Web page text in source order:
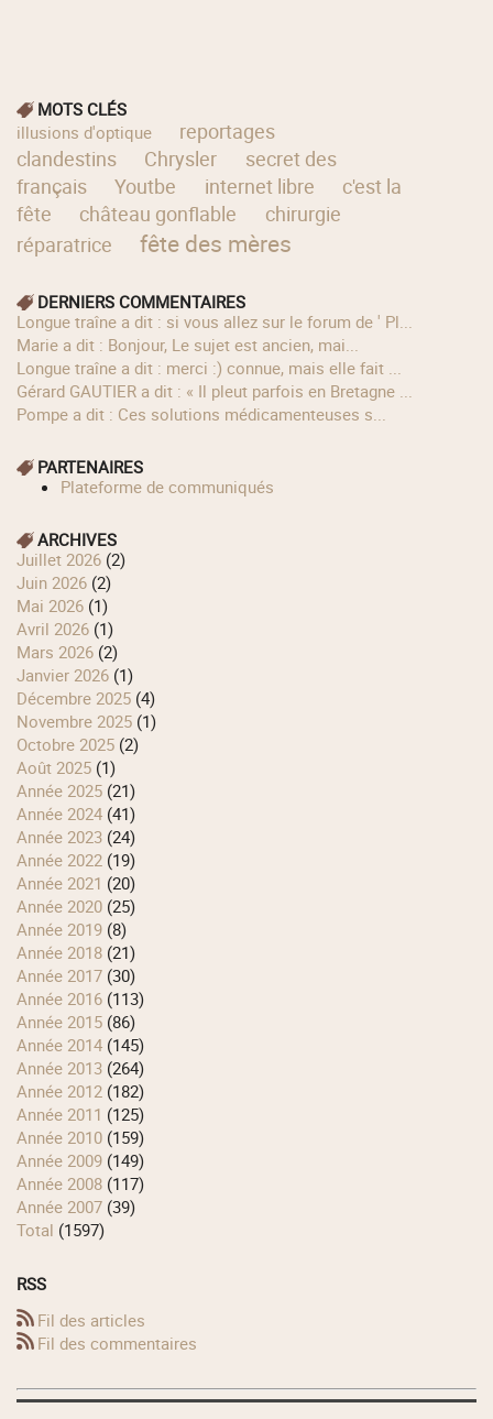
MOTS CLÉS
illusions d'optique
reportages
clandestins
Chrysler
secret des
français
Youtbe internet libre
c'est la
fête
château gonflable
chirurgie
réparatrice
fête des mères
DERNIERS COMMENTAIRES
longue traîne a dit : si vous allez sur le forum de ' Pl...
Marie a dit : Bonjour, Le sujet est ancien, mai...
longue traîne a dit : merci :) connue, mais elle fait ...
Gérard GAUTIER a dit : « Il pleut parfois en Bretagne ...
Pompe a dit : Ces solutions médicamenteuses s...
PARTENAIRES
Plateforme de communiqués
ARCHIVES
juillet 2026 (2)
juin 2026 (2)
mai 2026 (1)
avril 2026 (1)
mars 2026 (2)
janvier 2026 (1)
décembre 2025 (4)
novembre 2025 (1)
octobre 2025 (2)
août 2025 (1)
année 2025 (21)
année 2024 (41)
année 2023 (24)
année 2022 (19)
année 2021 (20)
année 2020 (25)
année 2019 (8)
année 2018 (21)
année 2017 (30)
année 2016 (113)
année 2015 (86)
année 2014 (145)
année 2013 (264)
année 2012 (182)
année 2011 (125)
année 2010 (159)
année 2009 (149)
année 2008 (117)
année 2007 (39)
total (1597)
RSS
Fil des articles
Fil des commentaires